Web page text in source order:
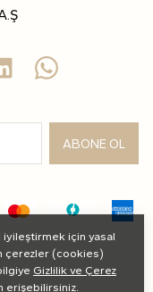
iyileştirmek için yasal
çerezler (cookies)
Gizlilik ve Çerez
erişebilirsiniz.
ABONE OL